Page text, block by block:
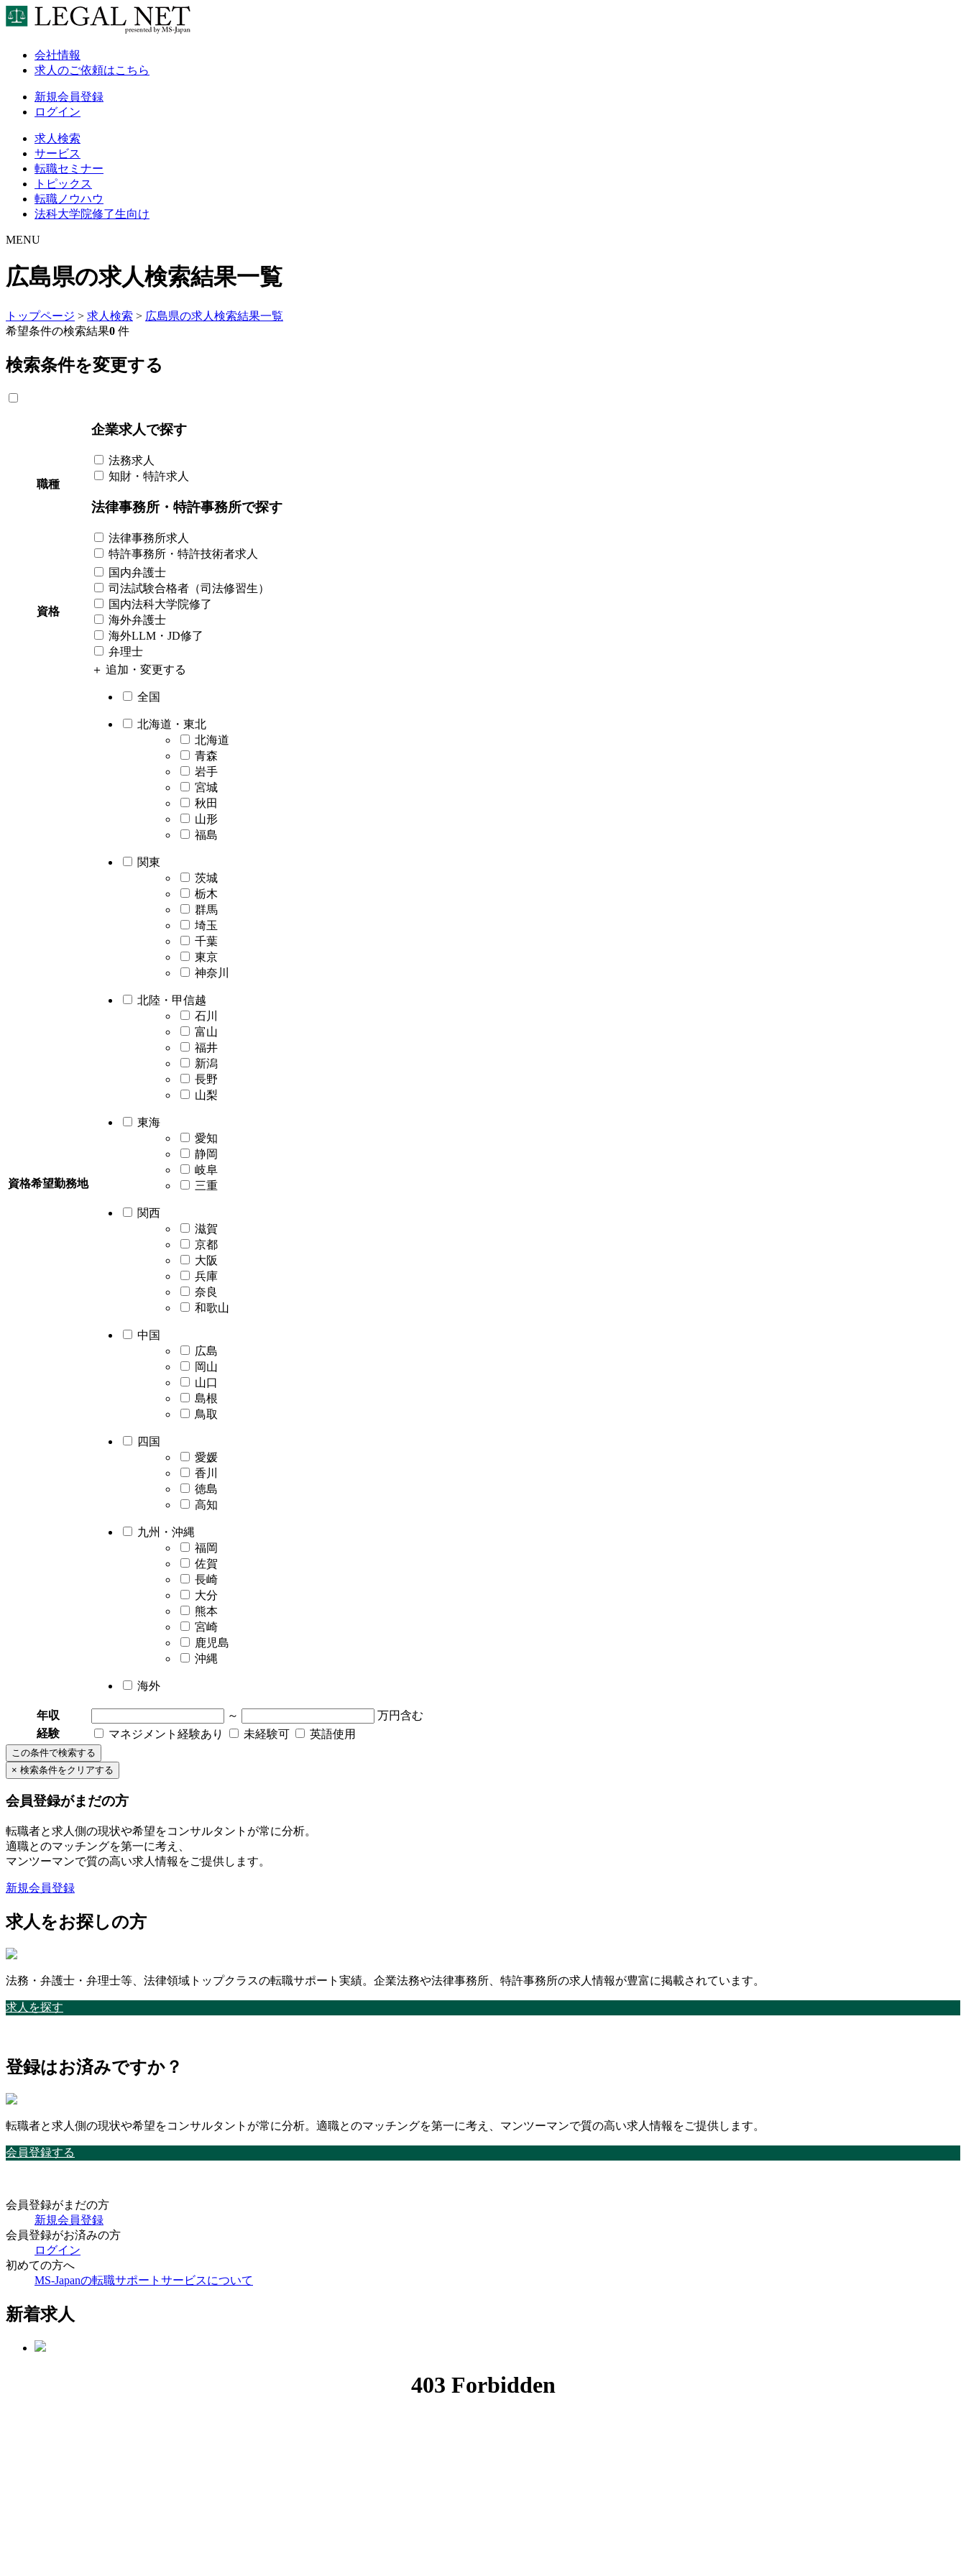
会社情報
求人のご依頼はこちら
新規会員登録
ログイン
求人検索
サービス
転職セミナー
トピックス
転職ノウハウ
法科大学院修了生向け
MENU
広島県の求人検索結果一覧
トップページ > 求人検索 > 広島県の求人検索結果一覧
希望条件の検索結果0 件
検索条件を変更する
職種
企業求人で探す
法務求人
知財・特許求人
法律事務所・特許事務所で探す
法律事務所求人
特許事務所・特許技術者求人
資格
国内弁護士
司法試験合格者（司法修習生）
国内法科大学院修了
海外弁護士
海外LLM・JD修了
弁理士
資格希望勤務地
＋ 追加・変更する
全国
北海道・東北
北海道
青森
岩手
宮城
秋田
山形
福島
関東
茨城
栃木
群馬
埼玉
千葉
東京
神奈川
北陸・甲信越
石川
富山
福井
新潟
長野
山梨
東海
愛知
静岡
岐阜
三重
関西
滋賀
京都
大阪
兵庫
奈良
和歌山
中国
広島
岡山
山口
島根
鳥取
四国
愛媛
香川
徳島
高知
九州・沖縄
福岡
佐賀
長崎
大分
熊本
宮崎
鹿児島
沖縄
海外
年収 ～
万円含む
経験
マネジメント経験あり 未経験可 英語使用
会員登録がまだの方
転職者と求人側の現状や希望をコンサルタントが常に分析。
適職とのマッチングを第一に考え、
マンツーマンで質の高い求人情報をご提供します。
新規会員登録
求人をお探しの方
法務・弁護士・弁理士等、法律領域トップクラスの転職サポート実績。企業法務や法律事務所、特許事務所の求人情報が豊富に掲載されています。
求人を探す
登録はお済みですか？
転職者と求人側の現状や希望をコンサルタントが常に分析。適職とのマッチングを第一に考え、マンツーマンで質の高い求人情報をご提供します。
会員登録する
会員登録がまだの方
新規会員登録
会員登録がお済みの方
ログイン
初めての方へ
MS-Japanの転職サポートサービスについて
新着求人